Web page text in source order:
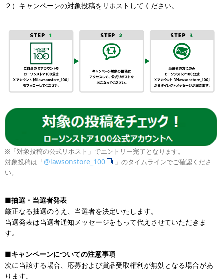
２）キャンペーンの対象投稿をリポストしてください。
※「対象投稿の公式リポスト」でエントリー完了となります。
対象投稿は「@lawsonstore_100
」のタイムラインでご確認くださ
い。
■抽選・当選者発表
厳正なる抽選のうえ、当選者を決定いたします。
当選発表は当選者通知メッセージをもって代えさせていただきま
す。
■キャンペーンについての注意事項
次に当該する場合、応募および賞品受取権利が無効となる場合があ
ります。